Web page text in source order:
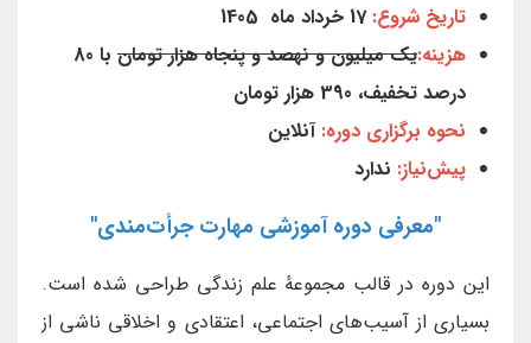
تاریخ شروع: 17 خرداد ماه 1405
هزینه:یک میلیون و نهصد و پنجاه هزار تومان
با 80
درصد تخفیف، 390 هزار تومان
نحوه برگزاری دوره: آنلاین
پیش‌نیاز: ندارد
"معرفی دوره آموزشی مهارت جرأت‌مندی"
این دوره در قالب مجموعهٔ علم زندگی طراحی شده است.
بسیاری از آسیب‌های اجتماعی، اعتقادی و اخلاقی ناشی از